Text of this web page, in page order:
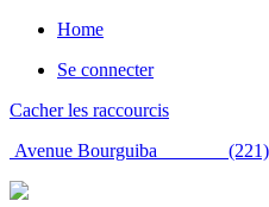
Home
Se connecter
Cacher les raccourcis
Avenue Bourguiba (221)